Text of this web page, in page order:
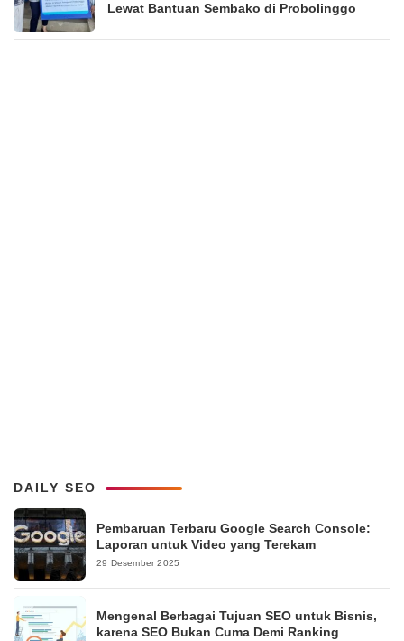
Lewat Bantuan Sembako di Probolinggo
DAILY SEO
Pembaruan Terbaru Google Search Console:
Laporan untuk Video yang Terekam
29 Desember 2025
Mengenal Berbagai Tujuan SEO untuk Bisnis,
karena SEO Bukan Cuma Demi Ranking